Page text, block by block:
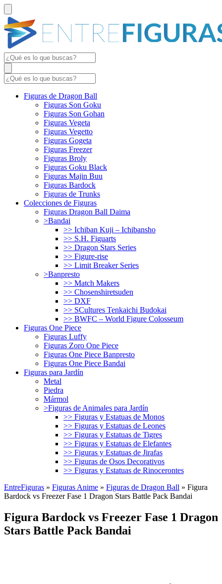
Figuras de Dragon Ball
Figuras Son Goku
Figuras Son Gohan
Figuras Vegeta
Figuras Vegetto
Figuras Gogeta
Figuras Freezer
Figuras Broly
Figuras Goku Black
Figuras Majin Buu
Figuras Bardock
Figuras de Trunks
Colecciones de Figuras
Figuras Dragon Ball Daima
>Bandai
>> Ichiban Kuji – Ichibansho
>> S.H. Figuarts
>> Dragon Stars Series
>> Figure-rise
>> Limit Breaker Series
>Banpresto
>> Match Makers
>> Chosenshiretsuden
>> DXF
>> SCultures Tenkaichi Budokai
>> BWFC – World Figure Colosseum
Figuras One Piece
Figuras Luffy
Figuras Zoro One Piece
Figuras One Piece Banpresto
Figuras One Piece Bandai
Figuras para Jardín
Metal
Piedra
Mármol
>Figuras de Animales para Jardín
>> Figuras y Estatuas de Monos
>> Figuras y Estatuas de Leones
>> Figuras y Estatuas de Tigres
>> Figuras y Estatuas de Elefantes
>> Figuras y Estatuas de Jirafas
>> Figuras de Osos Decorativos
>> Figuras y Estatuas de Rinocerontes
EntreFiguras » Figuras Anime » Figuras de Dragon Ball » Figura
Bardock vs Freezer Fase 1 Dragon Stars Battle Pack Bandai
Figura Bardock vs Freezer Fase 1 Dragon
Stars Battle Pack Bandai